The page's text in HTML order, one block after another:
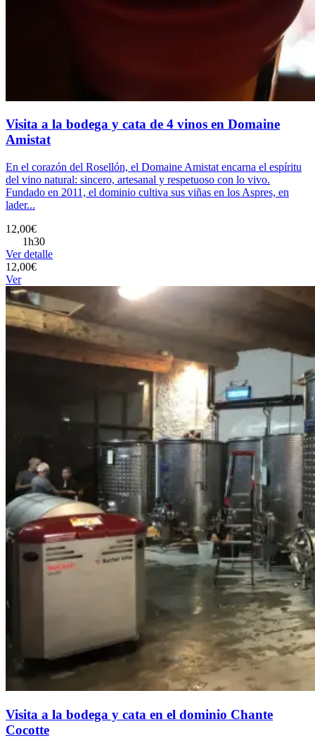
Visita a la bodega y cata de 4 vinos en Domaine
Amistat
En el corazón del Rosellón, el Domaine Amistat encarna el espíritu
del vino natural: sincero, artesanal y respetuoso con lo vivo.
Fundado en 2011, el dominio cultiva sus viñas en los Aspres, en
lader...
12,00€
1h30
Ver detalle
12,00€
Ver
Visita a la bodega y cata en el dominio Chante
Cocotte